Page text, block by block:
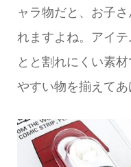
ャラ物だと、お子
れますよね。アイ
とと割れにくい素
やすい物を揃えてあ